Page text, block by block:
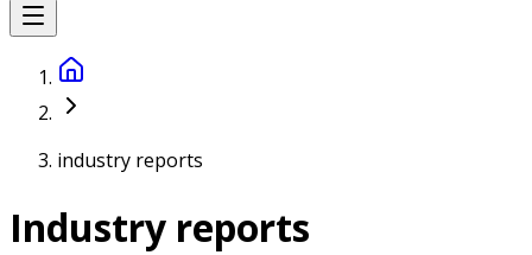
industry reports
Industry reports